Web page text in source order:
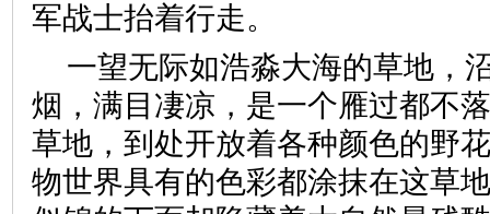
军战士抬着行走。
一望无际如浩淼大海的草地，
烟，满目凄凉，是一个雁过都不
草地，到处开放着各种颜色的野
物世界具有的色彩都涂抹在这草